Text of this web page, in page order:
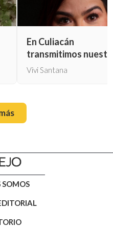
En Culiacán
transmitimos
propia muerte
Vivi Santana
SOMOS